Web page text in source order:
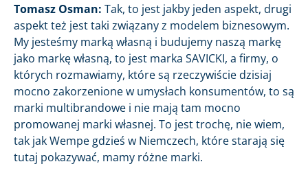
Tomasz Osman: Tak, to jest jakby jeden aspekt, drugi
aspekt też jest taki związany z modelem biznesowym.
My jesteśmy marką własną i budujemy naszą markę
jako markę własną, to jest marka SAVICKI, a firmy, o
których rozmawiamy, które są rzeczywiście dzisiaj
mocno zakorzenione w umysłach konsumentów, to są
marki multibrandowe i nie mają tam mocno
promowanej marki własnej. To jest trochę, nie wiem,
tak jak Wempe gdzieś w Niemczech, które starają się
tutaj pokazywać, mamy różne marki.